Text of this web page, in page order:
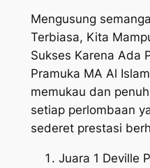
Mengusung
Terbiasa, Kita
Sukses Karena Ada
Pramuka MA Al
memukau dan
setiap perlombaan
sederet prestasi
Juara 1 Deville